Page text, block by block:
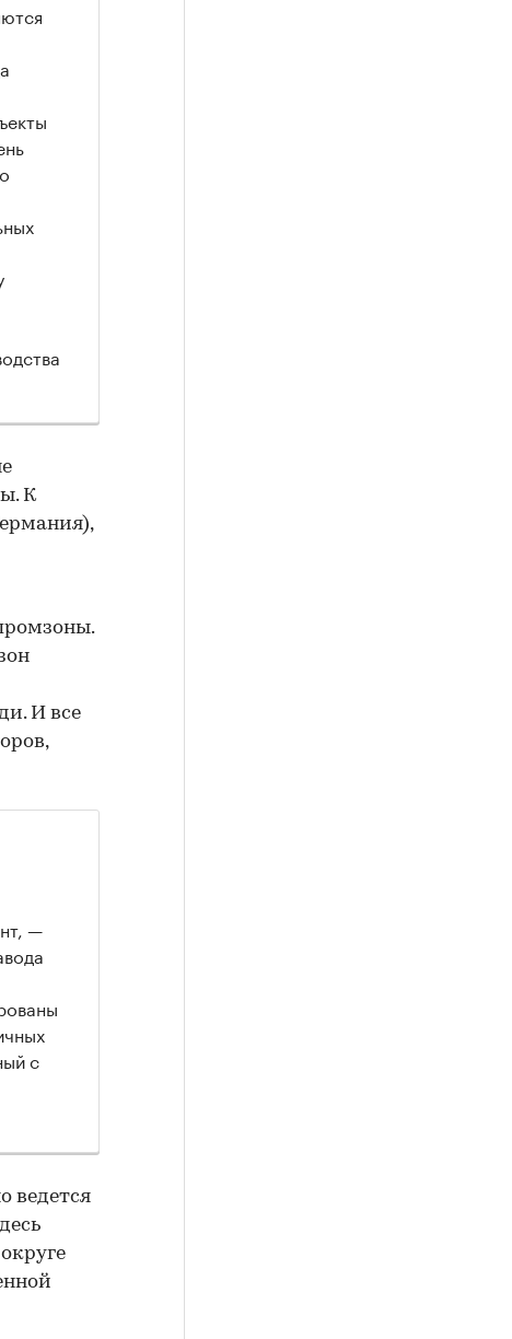
К
И все
—
с
ведется